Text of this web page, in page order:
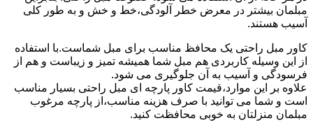
مبلمان بیشتر در معرض خطر آلودگی،خط و خش و به طور کلی
آسیب هستند.
کاور مبل راحتی یک محافظ مناسب برای مبل شماست.با استفاده
از این وسیله کاربردی هم مبل شما همیشه تمیز و زیباست و هم از
فرسودگی و آسیب به آن جلوگیری می شود.
علاوه بر این موارد،قیمت کاور پارچه ای مبل راحتی بسیار مناسب
است و شما می توانید با صرف هزینه مناسب،از پارچه مرغوب
مبلمان منزلتان به خوبی محافظت کنید.